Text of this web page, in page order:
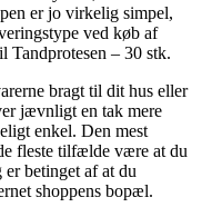
er jo virkelig simpel,
ved køb af
Tandprotesen – 30 stk.
bragt til dit hus eller
jævnligt en tak mere
enkel. Den mest
fleste tilfælde være at du
betinget af at du
shoppens bopæl.